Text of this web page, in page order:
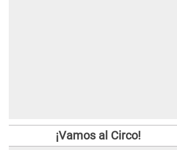
¡Vamos al Circo!